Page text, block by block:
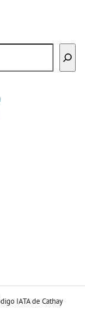
IATA de Cathay